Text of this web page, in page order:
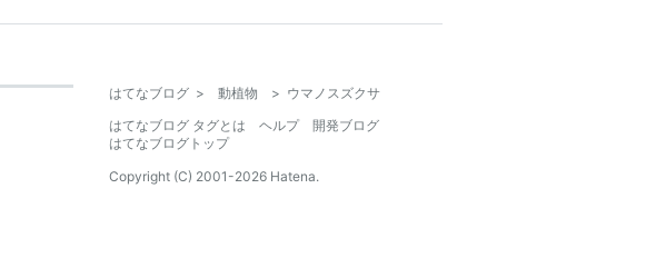
はてなブログ > 動植物 > ウマノスズクサ
はてなブログ タグとは
ヘルプ
開発ブログ
はてなブログトップ
Copyright (C) 2001-2026 Hatena.